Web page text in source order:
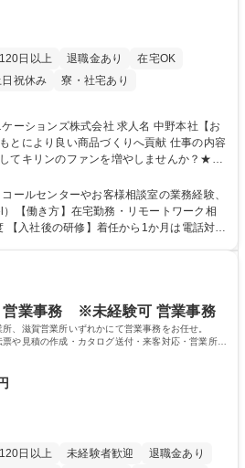
日以上 退職金あり
在宅OK
日祝休み 寮・社宅あり
株式会社 求人名 中野本社【お
り良い商品づくりへ貢献 仕事の内容
てキリンのファンを増やしませんか？★≫
くりに活かしていく上で、窓口となるお客
ます。お客様からの声に迅速かつ誠意をも
にグループ内活動に反映しています。 【具
職種 中野本社【お客様
より良い商品づくりへ貢献
ールセンターやお客様相談室の業務経験、
【働き方】在宅勤務・リモートワーク相
について】キリングループの広報機能を担
いを大切にし、磨き上げたホスピタリティ
とりながら広報関連業務を行っておりま
営業事務 ※未経験可 営業事務
、滋賀営業所いずれかにて営業事務をお任せ。
や見積の作成・カタログ送付・来客対応・営業所内
せ。
日以上 未経験者歓迎
退職金あり